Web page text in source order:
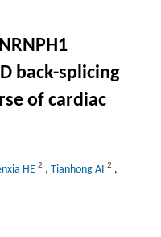
back-splicing
of cardiac
HE 2 , Tianhong AI 2 ,